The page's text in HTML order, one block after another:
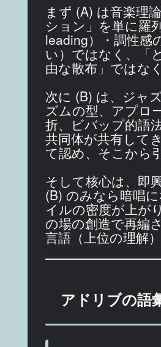
まず (A) は音楽理
ション」を単に羅
leading）・調性感
い）ではなく、「
由な散布」ではなく
次に (B) は、ジャ
ズムの型、アプロ
折、ビバップ的語
共同体が共有して
て認め、そこから
そして核心は、即
(B) のみなら暗唱
イルの密度が上が
の場の創造で再編
言語（上位の理解
アドリブの語